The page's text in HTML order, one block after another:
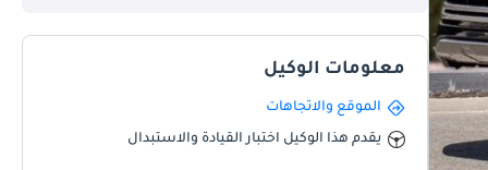
معلومات الوكيل
الموقع والاتجاهات
يقدم هذا الوكيل اختبار القيادة والاستبدال